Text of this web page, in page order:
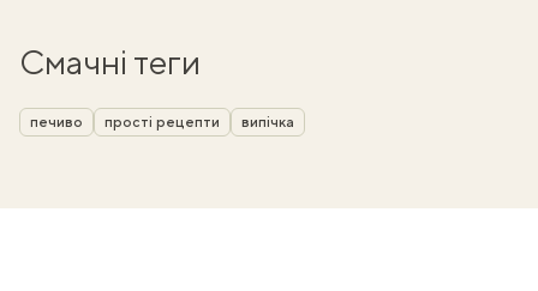
Смачні теги
печиво прості рецепти випічка